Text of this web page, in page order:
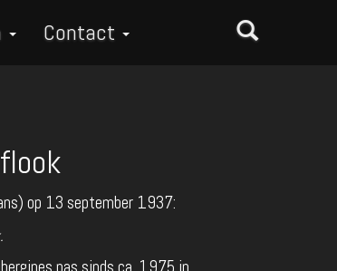
Contact
op 13 september 1937: